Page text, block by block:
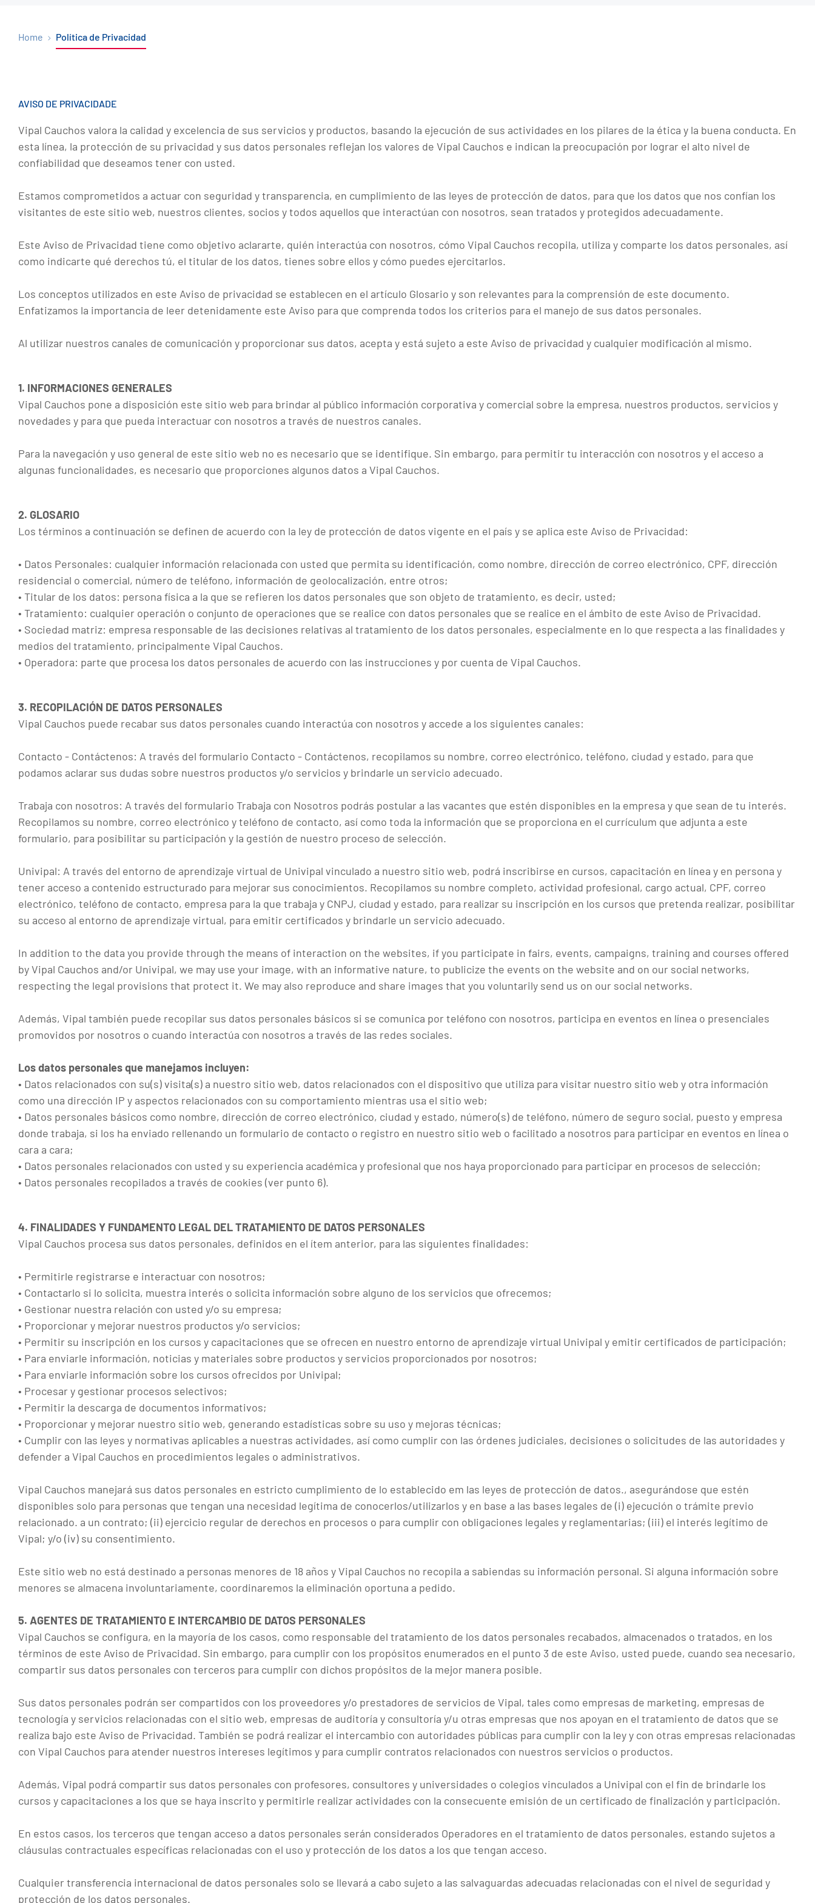
Home Política de Privacidad
AVISO DE PRIVACIDADE
Vipal Cauchos valora la calidad y excelencia de sus servicios y productos, basando la ejecución de sus actividades en los pilares de la ética y la buena conducta. En
esta línea, la protección de su privacidad y sus datos personales reflejan los valores de Vipal Cauchos e indican la preocupación por lograr el alto nivel de
confiabilidad que deseamos tener con usted.
Estamos comprometidos a actuar con seguridad y transparencia, en cumplimiento de las leyes de protección de datos, para que los datos que nos confían los
visitantes de este sitio web, nuestros clientes, socios y todos aquellos que interactúan con nosotros, sean tratados y protegidos adecuadamente.
Este Aviso de Privacidad tiene como objetivo aclararte, quién interactúa con nosotros, cómo Vipal Cauchos recopila, utiliza y comparte los datos personales, así
como indicarte qué derechos tú, el titular de los datos, tienes sobre ellos y cómo puedes ejercitarlos.
Los conceptos utilizados en este Aviso de privacidad se establecen en el artículo Glosario y son relevantes para la comprensión de este documento.
Enfatizamos la importancia de leer detenidamente este Aviso para que comprenda todos los criterios para el manejo de sus datos personales.
Al utilizar nuestros canales de comunicación y proporcionar sus datos, acepta y está sujeto a este Aviso de privacidad y cualquier modificación al mismo.
1. INFORMACIONES GENERALES
Vipal Cauchos pone a disposición este sitio web para brindar al público información corporativa y comercial sobre la empresa, nuestros productos, servicios y
novedades y para que pueda interactuar con nosotros a través de nuestros canales.
Para la navegación y uso general de este sitio web no es necesario que se identifique. Sin embargo, para permitir tu interacción con nosotros y el acceso a
algunas funcionalidades, es necesario que proporciones algunos datos a Vipal Cauchos.
2. GLOSARIO
Los términos a continuación se definen de acuerdo con la ley de protección de datos vigente en el país y se aplica este Aviso de Privacidad:
• Datos Personales: cualquier información relacionada con usted que permita su identificación, como nombre, dirección de correo electrónico, CPF, dirección
residencial o comercial, número de teléfono, información de geolocalización, entre otros;
• Titular de los datos: persona física a la que se refieren los datos personales que son objeto de tratamiento, es decir, usted;
• Tratamiento: cualquier operación o conjunto de operaciones que se realice con datos personales que se realice en el ámbito de este Aviso de Privacidad.
• Sociedad matriz: empresa responsable de las decisiones relativas al tratamiento de los datos personales, especialmente en lo que respecta a las finalidades y
medios del tratamiento, principalmente Vipal Cauchos.
• Operadora: parte que procesa los datos personales de acuerdo con las instrucciones y por cuenta de Vipal Cauchos.
3. RECOPILACIÓN DE DATOS PERSONALES
Vipal Cauchos puede recabar sus datos personales cuando interactúa con nosotros y accede a los siguientes canales:
Contacto - Contáctenos: A través del formulario Contacto - Contáctenos, recopilamos su nombre, correo electrónico, teléfono, ciudad y estado, para que
podamos aclarar sus dudas sobre nuestros productos y/o servicios y brindarle un servicio adecuado.
Trabaja con nosotros: A través del formulario Trabaja con Nosotros podrás postular a las vacantes que estén disponibles en la empresa y que sean de tu interés.
Recopilamos su nombre, correo electrónico y teléfono de contacto, así como toda la información que se proporciona en el currículum que adjunta a este
formulario, para posibilitar su participación y la gestión de nuestro proceso de selección.
Univipal: A través del entorno de aprendizaje virtual de Univipal vinculado a nuestro sitio web, podrá inscribirse en cursos, capacitación en línea y en persona y
tener acceso a contenido estructurado para mejorar sus conocimientos. Recopilamos su nombre completo, actividad profesional, cargo actual, CPF, correo
electrónico, teléfono de contacto, empresa para la que trabaja y CNPJ, ciudad y estado, para realizar su inscripción en los cursos que pretenda realizar, posibilitar
su acceso al entorno de aprendizaje virtual, para emitir certificados y brindarle un servicio adecuado.
In addition to the data you provide through the means of interaction on the websites, if you participate in fairs, events, campaigns, training and courses offered
by Vipal Cauchos and/or Univipal, we may use your image, with an informative nature, to publicize the events on the website and on our social networks,
respecting the legal provisions that protect it. We may also reproduce and share images that you voluntarily send us on our social networks.
Además, Vipal también puede recopilar sus datos personales básicos si se comunica por teléfono con nosotros, participa en eventos en línea o presenciales
promovidos por nosotros o cuando interactúa con nosotros a través de las redes sociales.
Los datos personales que manejamos incluyen:
• Datos relacionados con su(s) visita(s) a nuestro sitio web, datos relacionados con el dispositivo que utiliza para visitar nuestro sitio web y otra información
como una dirección IP y aspectos relacionados con su comportamiento mientras usa el sitio web;
• Datos personales básicos como nombre, dirección de correo electrónico, ciudad y estado, número(s) de teléfono, número de seguro social, puesto y empresa
donde trabaja, si los ha enviado rellenando un formulario de contacto o registro en nuestro sitio web o facilitado a nosotros para participar en eventos en línea o
cara a cara;
• Datos personales relacionados con usted y su experiencia académica y profesional que nos haya proporcionado para participar en procesos de selección;
• Datos personales recopilados a través de cookies (ver punto 6).
4. FINALIDADES Y FUNDAMENTO LEGAL DEL TRATAMIENTO DE DATOS PERSONALES
Vipal Cauchos procesa sus datos personales, definidos en el ítem anterior, para las siguientes finalidades:
• Permitirle registrarse e interactuar con nosotros;
• Contactarlo si lo solicita, muestra interés o solicita información sobre alguno de los servicios que ofrecemos;
• Gestionar nuestra relación con usted y/o su empresa;
• Proporcionar y mejorar nuestros productos y/o servicios;
• Permitir su inscripción en los cursos y capacitaciones que se ofrecen en nuestro entorno de aprendizaje virtual Univipal y emitir certificados de participación;
• Para enviarle información, noticias y materiales sobre productos y servicios proporcionados por nosotros;
• Para enviarle información sobre los cursos ofrecidos por Univipal;
• Procesar y gestionar procesos selectivos;
• Permitir la descarga de documentos informativos;
• Proporcionar y mejorar nuestro sitio web, generando estadísticas sobre su uso y mejoras técnicas;
• Cumplir con las leyes y normativas aplicables a nuestras actividades, así como cumplir con las órdenes judiciales, decisiones o solicitudes de las autoridades y
defender a Vipal Cauchos en procedimientos legales o administrativos.
Vipal Cauchos manejará sus datos personales en estricto cumplimiento de lo establecido em las leyes de protección de datos., asegurándose que estén
disponibles solo para personas que tengan una necesidad legítima de conocerlos/utilizarlos y en base a las bases legales de (i) ejecución o trámite previo
relacionado. a un contrato; (ii) ejercicio regular de derechos en procesos o para cumplir con obligaciones legales y reglamentarias; (iii) el interés legítimo de
Vipal; y/o (iv) su consentimiento.
Este sitio web no está destinado a personas menores de 18 años y Vipal Cauchos no recopila a sabiendas su información personal. Si alguna información sobre
menores se almacena involuntariamente, coordinaremos la eliminación oportuna a pedido.
5. AGENTES DE TRATAMIENTO E INTERCAMBIO DE DATOS PERSONALES
Vipal Cauchos se configura, en la mayoría de los casos, como responsable del tratamiento de los datos personales recabados, almacenados o tratados, en los
términos de este Aviso de Privacidad. Sin embargo, para cumplir con los propósitos enumerados en el punto 3 de este Aviso, usted puede, cuando sea necesario,
compartir sus datos personales con terceros para cumplir con dichos propósitos de la mejor manera posible.
Sus datos personales podrán ser compartidos con los proveedores y/o prestadores de servicios de Vipal, tales como empresas de marketing, empresas de
tecnología y servicios relacionadas con el sitio web, empresas de auditoría y consultoría y/u otras empresas que nos apoyan en el tratamiento de datos que se
realiza bajo este Aviso de Privacidad. También se podrá realizar el intercambio con autoridades públicas para cumplir con la ley y con otras empresas relacionadas
con Vipal Cauchos para atender nuestros intereses legítimos y para cumplir contratos relacionados con nuestros servicios o productos.
Además, Vipal podrá compartir sus datos personales con profesores, consultores y universidades o colegios vinculados a Univipal con el fin de brindarle los
cursos y capacitaciones a los que se haya inscrito y permitirle realizar actividades con la consecuente emisión de un certificado de finalización y participación.
En estos casos, los terceros que tengan acceso a datos personales serán considerados Operadores en el tratamiento de datos personales, estando sujetos a
cláusulas contractuales específicas relacionadas con el uso y protección de los datos a los que tengan acceso.
Cualquier transferencia internacional de datos personales solo se llevará a cabo sujeto a las salvaguardas adecuadas relacionadas con el nivel de seguridad y
protección de los datos personales.